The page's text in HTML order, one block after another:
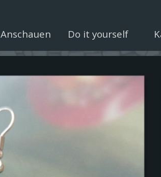
Menü überspringen
▼
Anschauen Do it yourself